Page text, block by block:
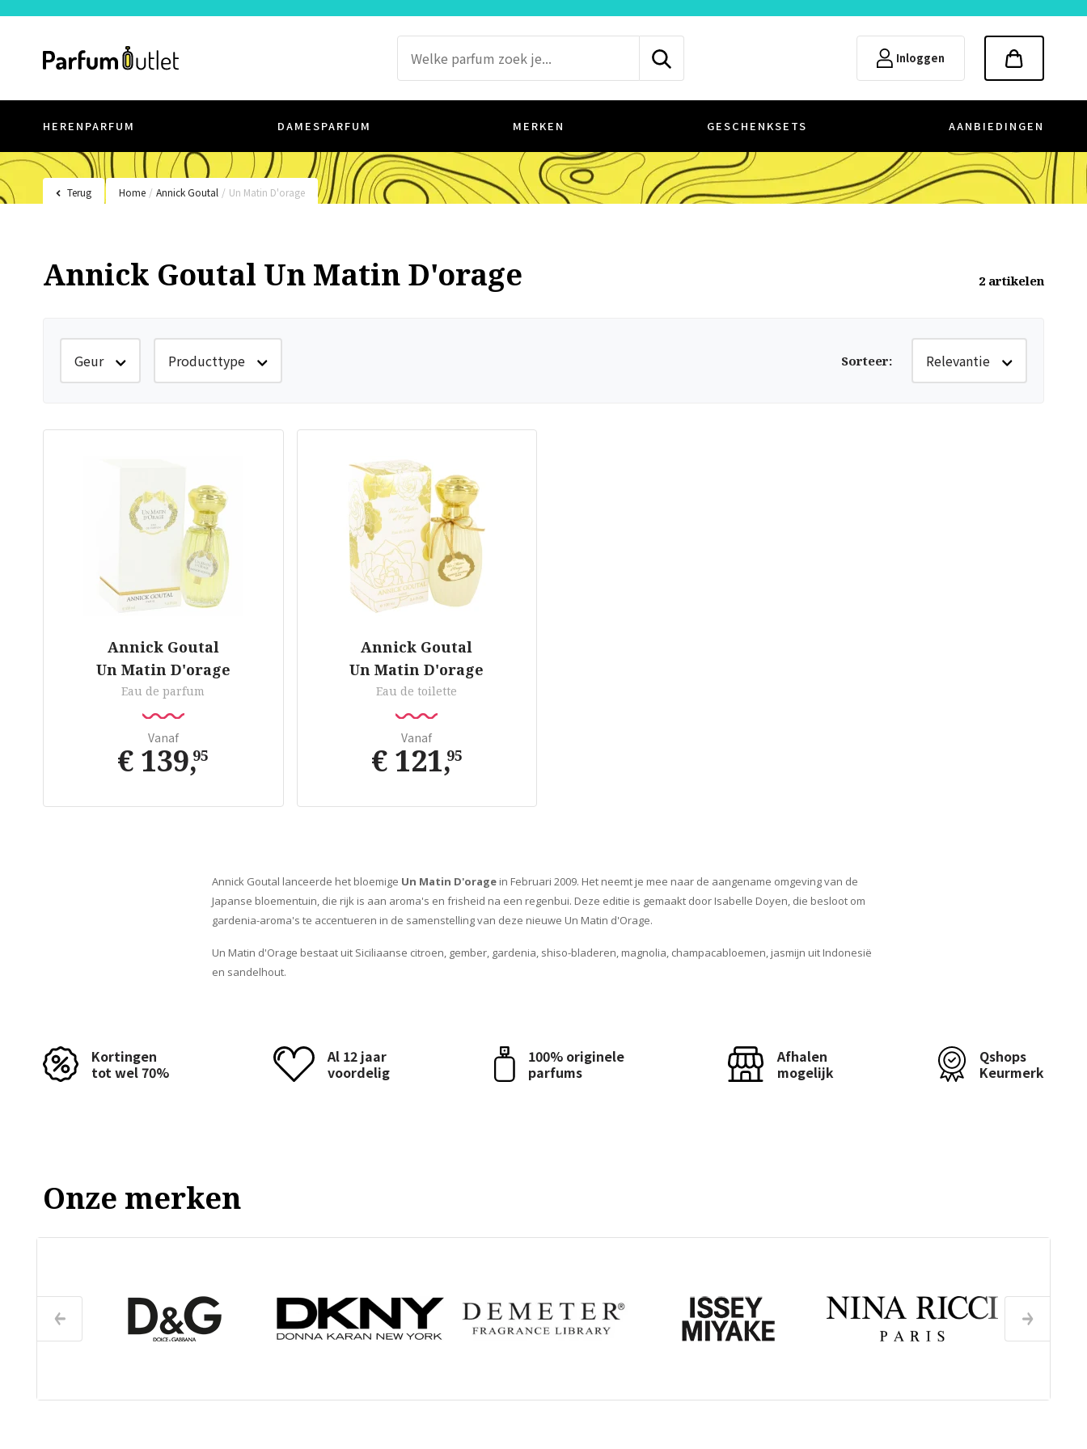
Inloggen
HERENPARFUM DAMESPARFUM MERKEN GESCHENKSETS AANBIEDINGEN
Terug Home / Annick Goutal / Un Matin D'orage
Annick Goutal Un Matin D'orage 2 artikelen
Geur Producttype Sorteer: Relevantie
Annick Goutal
Un Matin D'orage
Eau de parfum
Vanaf
€ 139,95
Annick Goutal
Un Matin D'orage
Eau de toilette
Vanaf
€ 121,95
Annick Goutal lanceerde het bloemige Un Matin D'orage in Februari 2009. Het neemt je mee naar de aangename omgeving van de
Japanse bloementuin, die rijk is aan aroma's en frisheid na een regenbui. Deze editie is gemaakt door Isabelle Doyen, die besloot om
gardenia-aroma's te accentueren in de samenstelling van deze nieuwe Un Matin d'Orage.
Un Matin d'Orage bestaat uit Siciliaanse citroen, gember, gardenia, shiso-bladeren, magnolia, champacabloemen, jasmijn uit Indonesië
en sandelhout.
Kortingen
tot wel 70%
Al 12 jaar
voordelig
100% originele
parfums
Afhalen
mogelijk
Qshops
Keurmerk
Onze merken